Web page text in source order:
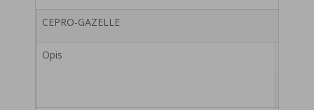
CEPRO-GAZELLE
Opis